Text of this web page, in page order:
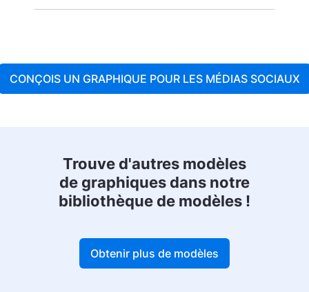
CONÇOIS UN GRAPHIQUE POUR LES MÉDIAS SOCIAUX
Trouve d'autres modèles
de graphiques dans notre
bibliothèque de modèles !
Obtenir plus de modèles